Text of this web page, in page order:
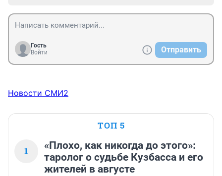
Гость
Войти
Отправить
Новости СМИ2
ТОП 5
1
«Плохо, как никогда до этого»:
таролог о судьбе Кузбасса и его
жителей в августе